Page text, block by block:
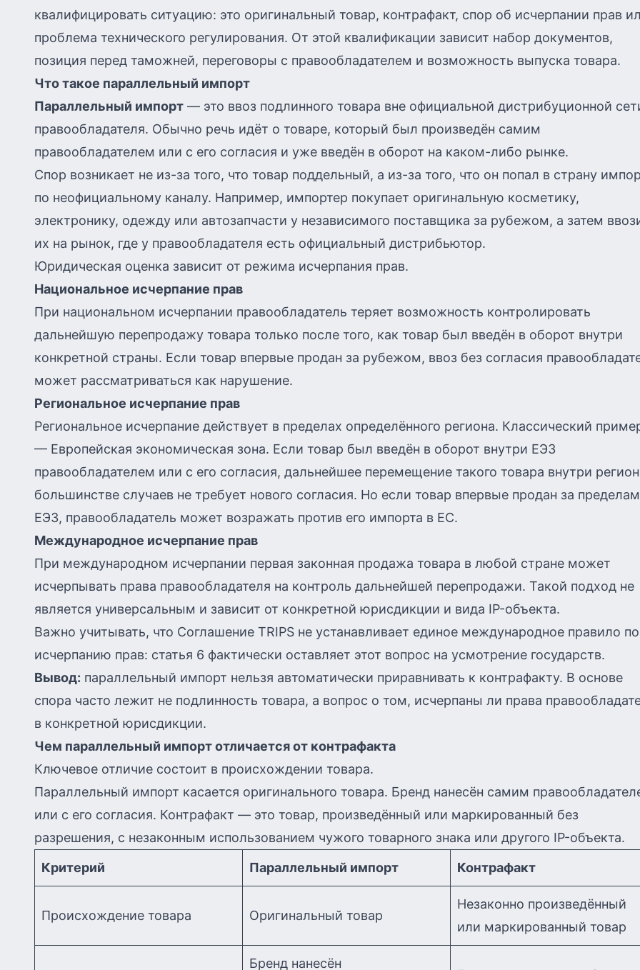
квалифицировать ситуацию: это оригинальный товар, контрафакт, спор об исчерпании прав
проблема технического регулирования. От этой квалификации зависит набор документов,
позиция перед таможней, переговоры с правообладателем и возможность выпуска товара.
Что такое параллельный импорт
Параллельный импорт — это ввоз подлинного товара вне официальной дистрибуционной
правообладателя. Обычно речь идёт о товаре, который был произведён самим
правообладателем или с его согласия и уже введён в оборот на каком-либо рынке.
Спор возникает не из-за того, что товар поддельный, а из-за того, что он попал в страну
по неофициальному каналу. Например, импортер покупает оригинальную косметику,
электронику, одежду или автозапчасти у независимого поставщика за рубежом, а затем
их на рынок, где у правообладателя есть официальный дистрибьютор.
Юридическая оценка зависит от режима исчерпания прав.
Национальное исчерпание прав
При национальном исчерпании правообладатель теряет возможность контролировать
дальнейшую перепродажу товара только после того, как товар был введён в оборот внутри
конкретной страны. Если товар впервые продан за рубежом, ввоз без согласия
может рассматриваться как нарушение.
Региональное исчерпание прав
Региональное исчерпание действует в пределах определённого региона. Классический
— Европейская экономическая зона. Если товар был введён в оборот внутри ЕЭЗ
правообладателем или с его согласия, дальнейшее перемещение такого товара внутри
большинстве случаев не требует нового согласия. Но если товар впервые продан за
ЕЭЗ, правообладатель может возражать против его импорта в ЕС.
Международное исчерпание прав
При международном исчерпании первая законная продажа товара в любой стране может
исчерпывать права правообладателя на контроль дальнейшей перепродажи. Такой подход не
является универсальным и зависит от конкретной юрисдикции и вида IP-объекта.
Важно учитывать, что Соглашение TRIPS не устанавливает единое международное правило по
исчерпанию прав: статья 6 фактически оставляет этот вопрос на усмотрение государств.
Вывод: параллельный импорт нельзя автоматически приравнивать к контрафакту. В основе
спора часто лежит не подлинность товара, а вопрос о том, исчерпаны ли права
в конкретной юрисдикции.
Чем параллельный импорт отличается от контрафакта
Ключевое отличие состоит в происхождении товара.
Параллельный импорт касается оригинального товара. Бренд нанесён самим
или с его согласия. Контрафакт — это товар, произведённый или маркированный без
разрешения, с незаконным использованием чужого товарного знака или другого IP-объекта.
Критерий
Параллельный импорт Контрафакт
Происхождение товара Оригинальный товар
Незаконно произведённый
или маркированный товар
Бренд нанесён